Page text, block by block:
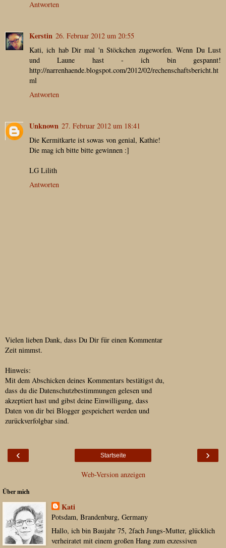
Antworten
Kerstin 26. Februar 2012 um 20:55
Kati, ich hab Dir mal 'n Stöckchen zugeworfen. Wenn Du Lust
und Laune hast - ich bin gespannt!
http://narrenhaende.blogspot.com/2012/02/rechenschaftsbericht.ht
ml
Antworten
Unknown 27. Februar 2012 um 18:41
Die Kermitkarte ist sowas von genial, Kathie!
Die mag ich bitte bitte gewinnen :]
LG Lilith
Antworten
Vielen lieben Dank, dass Du Dir für einen Kommentar
Zeit nimmst.
Hinweis:
Mit dem Abschicken deines Kommentars bestätigst du,
dass du die Datenschutzbestimmungen gelesen und
akzeptiert hast und gibst deine Einwilligung, dass
Daten von dir bei Blogger gespeichert werden und
zurückverfolgbar sind.
‹ ›
Startseite
Web-Version anzeigen
Über mich
Kati
Potsdam, Brandenburg, Germany
Hallo, ich bin Baujahr 75, 2fach Jungs-Mutter, glücklich
verheiratet mit einem großen Hang zum exzessiven